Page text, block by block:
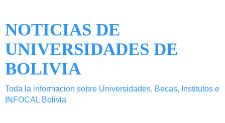
NOTICIAS DE
UNIVERSIDADES DE
BOLIVIA
Toda la informacion sobre Universidades, Becas, Institutos e
INFOCAL Bolivia